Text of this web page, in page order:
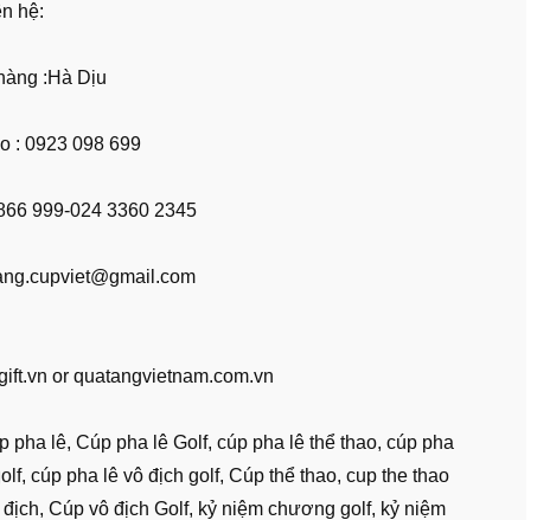
hệ:
:Hà Dịu
: 0923 098 699
999-024 3360 2345
or quatangvietnam.com.vn
pha lê, Cúp pha lê Golf, cúp pha lê thể thao, cúp pha
cúp pha lê vô địch golf, Cúp thể thao, cup the thao
Cúp vô địch Golf, kỷ niệm chương golf, kỷ niệm